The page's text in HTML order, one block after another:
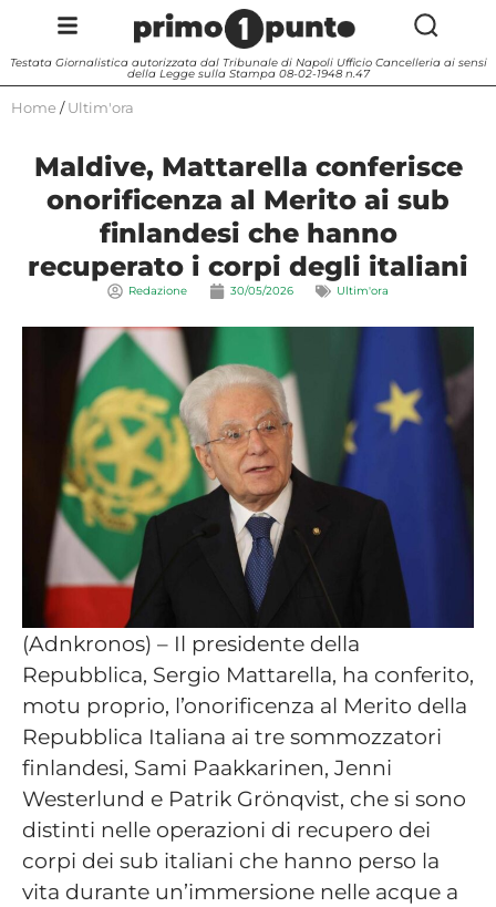
Testata Giornalistica autorizzata dal Tribunale di Napoli Ufficio Cancelleria ai sensi
della Legge sulla Stampa 08-02-1948 n.47
Home / Ultim'ora
Maldive, Mattarella conferisce
onorificenza al Merito ai sub
finlandesi che hanno
recuperato i corpi degli italiani
Redazione 30/05/2026 Ultim'ora
(Adnkronos) – Il presidente della
Repubblica, Sergio Mattarella, ha conferito,
motu proprio, l’onorificenza al Merito della
Repubblica Italiana ai tre sommozzatori
finlandesi, Sami Paakkarinen, Jenni
Westerlund e Patrik Grönqvist, che si sono
distinti nelle operazioni di recupero dei
corpi dei sub italiani che hanno perso la
vita durante un’immersione nelle acque a